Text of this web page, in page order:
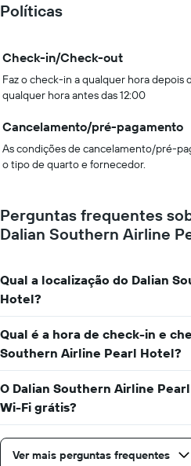
Políticas
Check-in/Check-out
Faz o check-in a qualquer hora depois
qualquer hora antes das 12:00
Cancelamento/pré-pagamento
As condições de cancelamento/pré-
o tipo de quarto e fornecedor.
Perguntas frequentes
Dalian Southern Airline
Qual a localização do Dalian
Hotel?
Qual é a hora de check-in e
Southern Airline Pearl Hotel?
O Dalian Southern Airline
Wi-Fi grátis?
Ver mais perguntas frequentes